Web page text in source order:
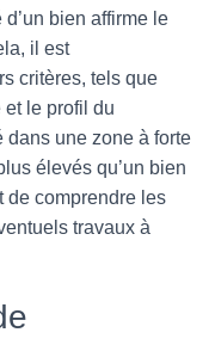
bien affirme le
il est
critères, tels que
et le profil du
dans une zone à forte
élevés qu’un bien
de comprendre les
travaux à